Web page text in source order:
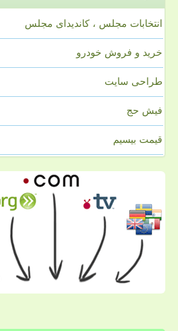
انتخابات مجلس ، کاندیدای مجلس
خرید و فروش خودرو
طراحی سایت
فیش حج
قیمت بیسیم